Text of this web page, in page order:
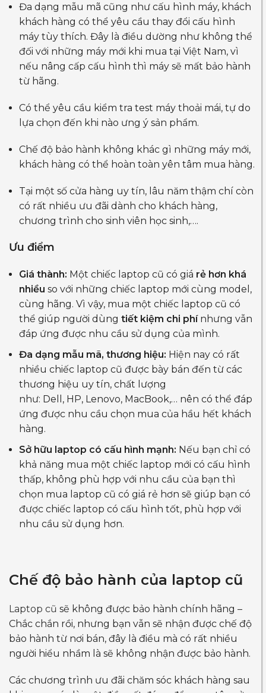
Đa dạng mẫu mã cũng như cấu hình máy, khách
khách hàng có thể yêu cầu thay đổi cấu hình
máy tùy thích. Đây là điều dường như không thể
đối với những máy mới khi mua tại Việt Nam, vì
nếu nâng cấp cấu hình thì máy sẽ mất bảo hành
từ hãng.
Có thể yêu cầu kiểm tra test máy thoải mái, tự do
lựa chọn đến khi nào ưng ý sản phẩm.
Chế độ bảo hành không khác gì những máy mới,
khách hàng có thể hoàn toàn yên tâm mua hàng.
Tại một số cửa hàng uy tín, lâu năm thậm chí còn
có rất nhiều ưu đãi dành cho khách hàng,
chương trình cho sinh viên học sinh,….
Ưu điểm
Giá thành: Một chiếc laptop cũ có giá rẻ hơn khá
nhiều so với những chiếc laptop mới cùng model,
cùng hãng. Vì vậy, mua một chiếc laptop cũ có
thể giúp người dùng tiết kiệm chi phí nhưng vẫn
đáp ứng được nhu cầu sử dụng của mình.
Đa dạng mẫu mã, thương hiệu: Hiện nay có rất
nhiều chiếc laptop cũ được bày bán đến từ các
thương hiệu uy tín, chất lượng
như: Dell, HP, Lenovo, MacBook,… nên có thể đáp
ứng được nhu cầu chọn mua của hầu hết khách
hàng.
Sở hữu laptop có cấu hình mạnh: Nếu bạn chỉ có
khả năng mua một chiếc laptop mới có cấu hình
thấp, không phù hợp với nhu cầu của bạn thì
chọn mua laptop cũ có giá rẻ hơn sẽ giúp bạn có
được chiếc laptop có cấu hình tốt, phù hợp với
nhu cầu sử dụng hơn.
Chế độ bảo hành của laptop cũ
Laptop cũ sẽ không được bảo hành chính hãng –
Chắc chắn rồi, nhưng bạn vẫn sẽ nhận được chế độ
bảo hành từ nơi bán, đây là điều mà có rất nhiều
người hiểu nhầm là sẽ không nhận được bảo hành.
Các chương trình ưu đãi chăm sóc khách hàng sau